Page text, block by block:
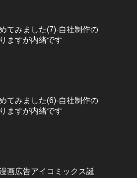
てみました(7)-自社制作の
ますが内緒です
てみました(6)-自社制作の
ますが内緒です
画広告アイコミックス誕